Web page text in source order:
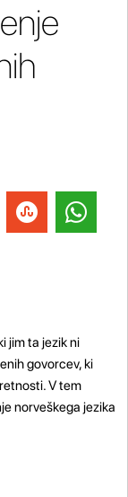
jim ta jezik ni
govorcev, ki
V tem
norveškega jezika